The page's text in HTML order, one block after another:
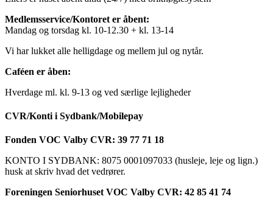
Medlemsservice/Kontoret er åbent:
Mandag og torsdag kl. 10-12.30 + kl. 13-14
Vi har lukket alle helligdage og mellem jul og nytår.
Caféen er åben:
Hverdage ml. kl. 9-13 og ved særlige lejligheder
CVR/Konti i Sydbank/Mobilepay
Fonden VOC Valby CVR: 39 77 71 18
KONTO I SYDBANK: 8075 0001097033 (husleje, leje og lign.)
husk at skriv hvad det vedrører.
Foreningen Seniorhuset VOC Valby CVR: 42 85 41 74